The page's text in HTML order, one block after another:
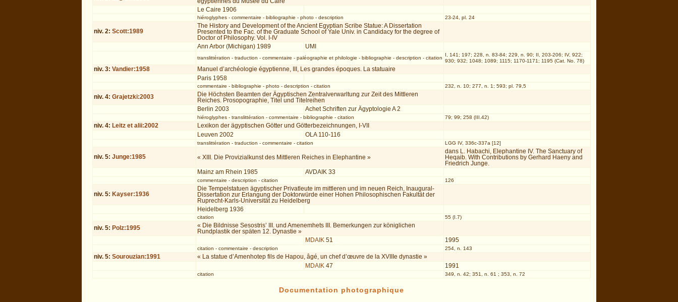
Le Caire 1906
hiéroglyphes- commentaire - bibliographie - photo- description 23-24, pl. 24
niv. 2:Scott:1989
The History and Development of the Ancient Egyptian Scribe Statue: A Dissertation
Presented to the Fac. of the Graduate School of Yale Univ. in Candidacy for the degree of
Doctor of Philosophy. Vol. I-IV
Ann Arbor (Michigan) 1989
UMI
translittération - traduction - commentaire - paléographie et philologie - bibliographie - description - citation
I, 141; 197; 228, n. 83-84; 229, n. 90; II, 203-206; IV, 922;
930; 932; 1048; 1089; 1115; 1170-1171; 1195 (Cat. No. 78)
niv. 3:Vandier:1958
Manuel d’archéologie égyptienne, III, Les grandes époques. La statuaire
Paris 1958
commentaire - bibliographie - photo- description - citation 232, n. 10; 277, n. 1; 593; pl. 79,5
niv. 4:Grajetzki:2003
Die Höchsten Beamten der Ägyptischen Zentralverwarltung zur Zeit des Mittleren
Reiches. Prosopographie, Titel und Titelreihen
Berlin 2003
Achet Schriften zur Ägyptologie A 2
hiéroglyphes- translittération - commentaire - bibliographie - citation 79; 99; 258 (III.42)
niv. 4: Leitz et alii:2002
Lexikon der ägyptischen Götter und Götterbezeichnungen, I-VII
Leuven 2002
OLA 110-116
translittération - traduction - commentaire - citation LGG IV, 336c-337a [12]
niv. 5:Junge:1985 « XIII. Die Provizialkunst des Mittleren Reiches in Elephantine »
dans L. Habachi, Elephantine IV. The Sanctuary of
Heqaib. With Contributions by Gerhard Haeny and
Friedrich Junge.
Mainz am Rhein 1985
AVDAIK 33
commentaire - description - citation 126
niv. 5: Kayser:1936
Die Tempelstatuen ägyptischer Privatleute im mittleren und im neuen Reich, Inaugural-
Dissertation zur Erlangung der Doktorwürde einer Hohen Philosophischen Fakultät der
Ruprecht-Karls-Universität zu Heidelberg
Heidelberg 1936
citation 55 (I.7)
niv. 5: Polz:1995
« Die Bildnisse Sesostris’ III. und Amenemhets III. Bemerkungen zur königlichen
Rundplastik der späten 12. Dynastie »
MDAIK 51 1995
citation - commentaire - description 254, n. 143
niv. 5:Sourouzian:1991
« La statue d’Amenhotep fils de Hapou, âgé, un chef d’œuvre de la XVIIIe dynastie »
MDAIK 47 1991
citation 349, n. 42; 351, n. 61 ; 353, n. 72
Documentation photographique